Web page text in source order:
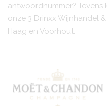
antwoordnummer? Tevens
onze 3 Drinxx Wijnhandel
Haag en Voorhout.